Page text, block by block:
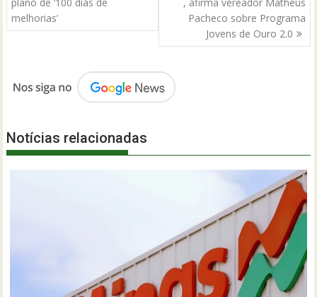
Post
melhorias’
Pacheco sobre Programa
Jovens de Ouro 2.0
Notícias relacionadas